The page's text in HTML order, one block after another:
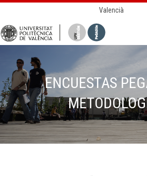
Valencià
ENCUESTAS